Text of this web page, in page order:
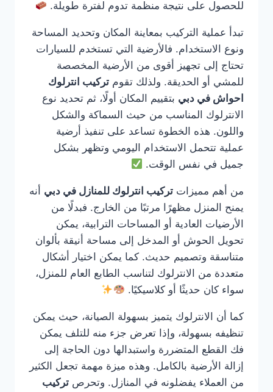
للحصول على نتيجة منظمة تدوم لفترة طويلة.
تبدأ عملية التركيب بمعاينة المكان وتحديد المساحة
ونوع الاستخدام. فالأرضية التي تستخدم للسيارات
تحتاج إلى تجهيز أقوى من الأرضية المخصصة
للمشي أو الحديقة. ولذلك تقوم تركيب انترلوك
احواش في دبي بتقييم المكان أولًا، ثم تحديد نوع
الانترلوك المناسب من حيث السماكة والشكل
واللون. هذه الخطوة تساعد على تنفيذ أرضية
عملية تتحمل الاستخدام اليومي وتظهر بشكل
جميل في نفس الوقت.
من أهم مميزات تركيب انترلوك للمنازل في دبي أنه
يمنح المنزل مظهرًا مرتبًا من الخارج. فبدلًا من
الأرضيات العادية أو المساحات الترابية، يمكن
تحويل الحوش أو المدخل إلى مساحة أنيقة بألوان
متناسقة وتصميم حديث. كما يمكن اختيار أشكال
متعددة من الانترلوك لتناسب الطابع العام للمنزل،
سواء كان حديثًا أو كلاسيكيًا.
كما أن الانترلوك يتميز بسهولة الصيانة، حيث يمكن
تنظيفه بسهولة، وإذا تعرض جزء منه للتلف يمكن
فك القطع المتضررة واستبدالها دون الحاجة إلى
إزالة الأرضية بالكامل. وهذه ميزة مهمة تجعل الكثير
من العملاء يفضلونه في المنازل. وتحرص تركيب